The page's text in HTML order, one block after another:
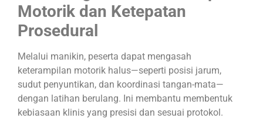
Motorik dan Ketepatan
Prosedural
Melalui manikin, peserta dapat mengasah
keterampilan motorik halus—seperti posisi jarum,
sudut penyuntikan, dan koordinasi tangan-mata—
dengan latihan berulang. Ini membantu membentuk
kebiasaan klinis yang presisi dan sesuai protokol.